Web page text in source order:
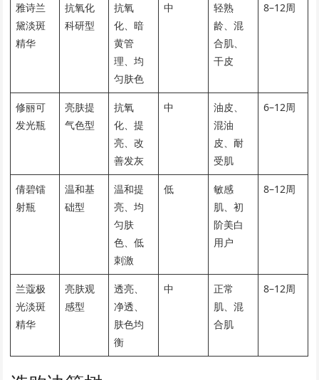
雅诗兰
黛淡斑
精华
抗氧化
科研型
抗氧
化、暗
黄管
理、均
匀肤色
中
轻熟
龄、混
合肌、
干皮
8–12周
修丽可
发光瓶
亮肤提
气色型
抗氧
化、提
亮、改
善发灰
中
油皮、
混油
皮、耐
受肌
6–12周
倩碧镭
射瓶
温和基
础型
温和提
亮、均
匀肤
色、低
刺激
低
敏感
肌、初
阶美白
用户
8–12周
兰蔻极
光淡斑
精华
亮肤观
感型
透亮、
净透、
肤色均
衡
中
正常
肌、混
合肌
8–12周